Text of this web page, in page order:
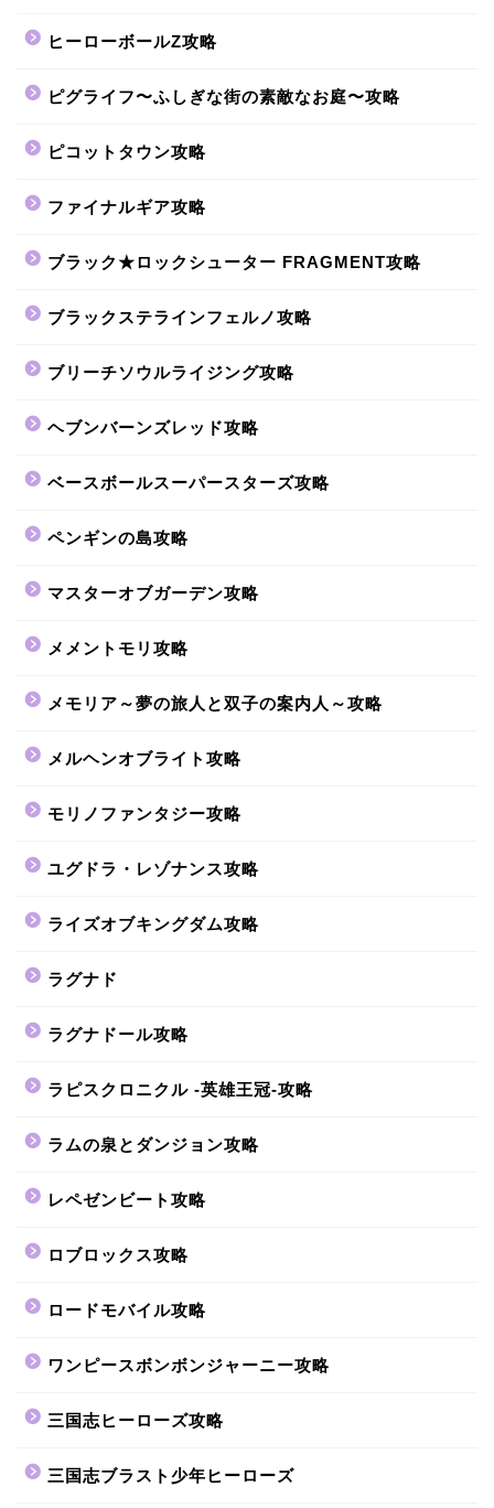
ヒーローボールZ攻略
ピグライフ〜ふしぎな街の素敵なお庭〜攻略
ピコットタウン攻略
ファイナルギア攻略
ブラック★ロックシューター FRAGMENT攻略
ブラックステラインフェルノ攻略
ブリーチソウルライジング攻略
ヘブンバーンズレッド攻略
ベースボールスーパースターズ攻略
ペンギンの島攻略
マスターオブガーデン攻略
メメントモリ攻略
メモリア～夢の旅人と双子の案内人～攻略
メルヘンオブライト攻略
モリノファンタジー攻略
ユグドラ・レゾナンス攻略
ライズオブキングダム攻略
ラグナド
ラグナドール攻略
ラピスクロニクル -英雄王冠-攻略
ラムの泉とダンジョン攻略
レペゼンビート攻略
ロブロックス攻略
ロードモバイル攻略
ワンピースボンボンジャーニー攻略
三国志ヒーローズ攻略
三国志ブラスト少年ヒーローズ